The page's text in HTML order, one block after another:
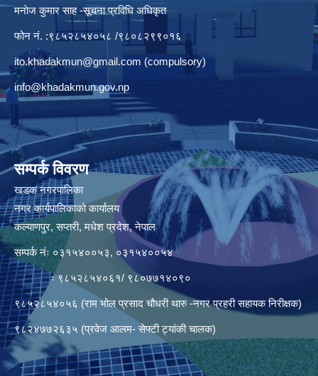
मनाेज कुमार साह -सूचना प्रविधि अधिकृत
फोन नं. :९८५२८५४०५८ /९८०८२९९०१६
ito.khadakmun@gmail.com (compulsory)
info@khadakmun.gov.np
सम्पर्क विवरण
खडक नगरपालिका
नगर कार्यपालिकाको कार्यालय
कल्याणपुर, सप्तरी, मधेश प्रदेश, नेपाल
सम्पर्क नंः ०३१५४००५३, ०३१५४००५४
ः ९८५२८५४०६१/ ९८०७७१४०९०
९८५२८५४०५६ (राम भोल प्रसाद चौधरी थारु -नगर प्रहरी सहायक निरीक्षक)
९८२४७७२६३५ (प्रवेज आलम- सेफ्टी ट्यांकी चालक)